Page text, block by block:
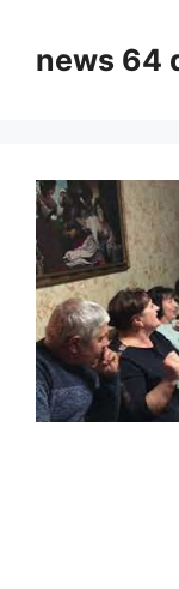
contentnews 64